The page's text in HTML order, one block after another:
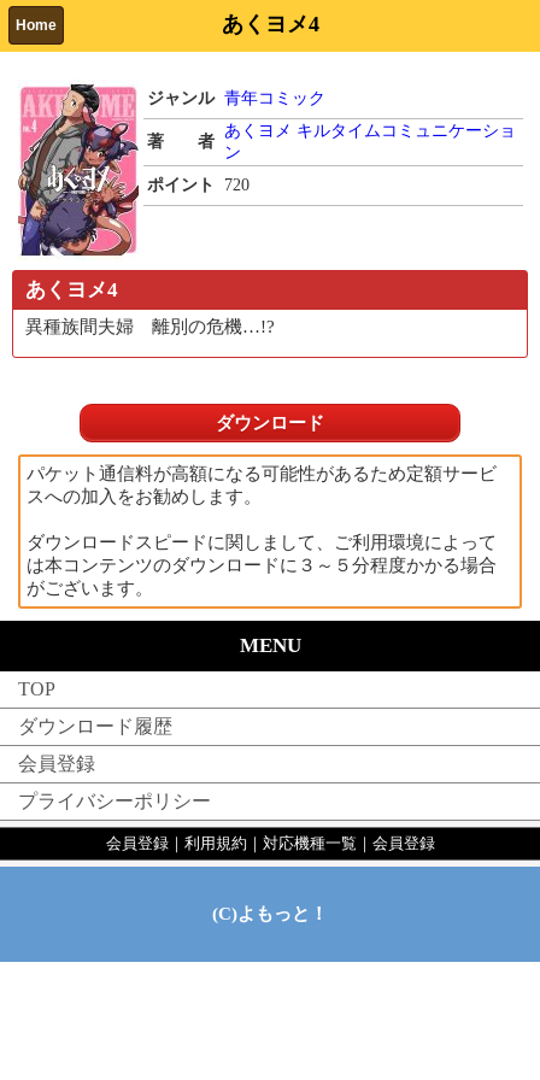
Home あくヨメ4
ジャンル 青年コミック
著 者
あくヨメ キルタイムコミュニケーショ
ン
ポイント
720
あくヨメ4
異種族間夫婦 離別の危機…!?
ダウンロード
パケット通信料が高額になる可能性があるため定額サービ
スへの加入をお勧めします。
ダウンロードスピードに関しまして、ご利用環境によって
は本コンテンツのダウンロードに３～５分程度かかる場合
がございます。
MENU
TOP
ダウンロード履歴
会員登録
プライバシーポリシー
会員登録｜ 利用規約 ｜ 対応機種一覧 ｜ 会員登録
(C)よもっと！